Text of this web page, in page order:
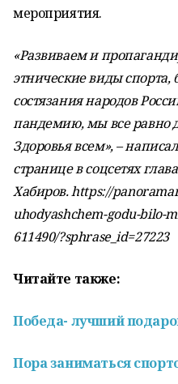
мероприятия.
«Развиваем и
этнические виды
состязания народов
пандемию, мы все равно
Здоровья всем», –
странице в соцсетях
Хабиров. https://
uhodyashchem-godu-bilo-
611490/?sphrase_id=27223
Читайте также:
Победа- лучший
Пора заниматься